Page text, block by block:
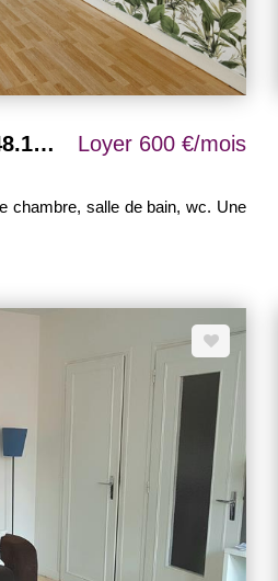
Appartement Beauvais 2 pièce(s) 48.13 m2 Loyer 600 €/mois
chambre, salle de bain, wc. Une